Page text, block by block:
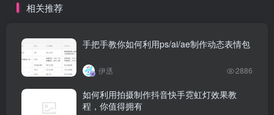
相关推荐
手把手教你如何利用ps/ai/ae制作动态表情包
伊丞 2886
如何利用拍摄制作抖音快手霓虹灯效果教
程，你值得拥有